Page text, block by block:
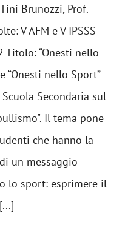
Brunozzi, Prof.
V AFM e V IPSSS
Titolo: “Onesti nello
“Onesti nello Sport”
Secondaria sul
Il tema pone
che hanno la
un messaggio
lo sport: esprimere il